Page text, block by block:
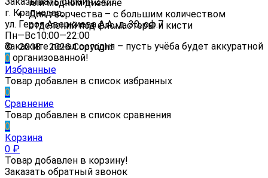
или модном дизайне
Для творчества – с большим количеством
отделений под фломастеры и кисти
Закажите пенал сегодня – пусть учёба будет аккуратной
и организованной!
г. Краснодар,
ул. Героя Аверкиева А.А., д. 30, оф.7
Пн—Вс10:00—22:00
© 2018 - 2026 Copyright
0
Избранные
Товар добавлен в список избранных
0
Сравнение
Товар добавлен в список сравнения
0
Корзина
0 ₽
Товар добавлен в корзину!
Заказать обратный звонок